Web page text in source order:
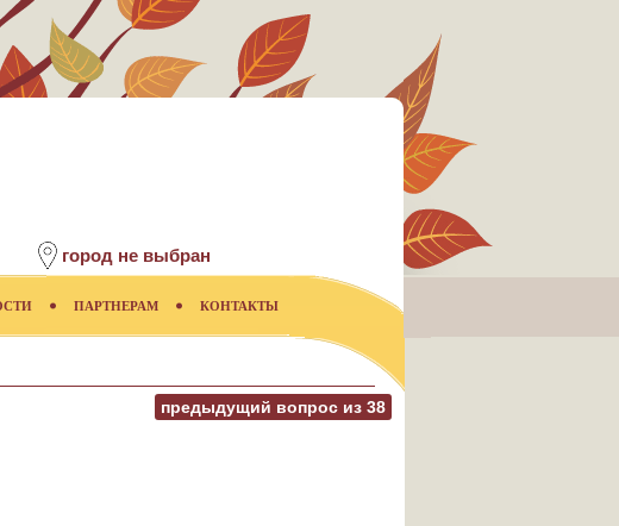
город не выбран
ПАРТНЕРАМ КОНТАКТЫ
предыдущий вопрос из 38